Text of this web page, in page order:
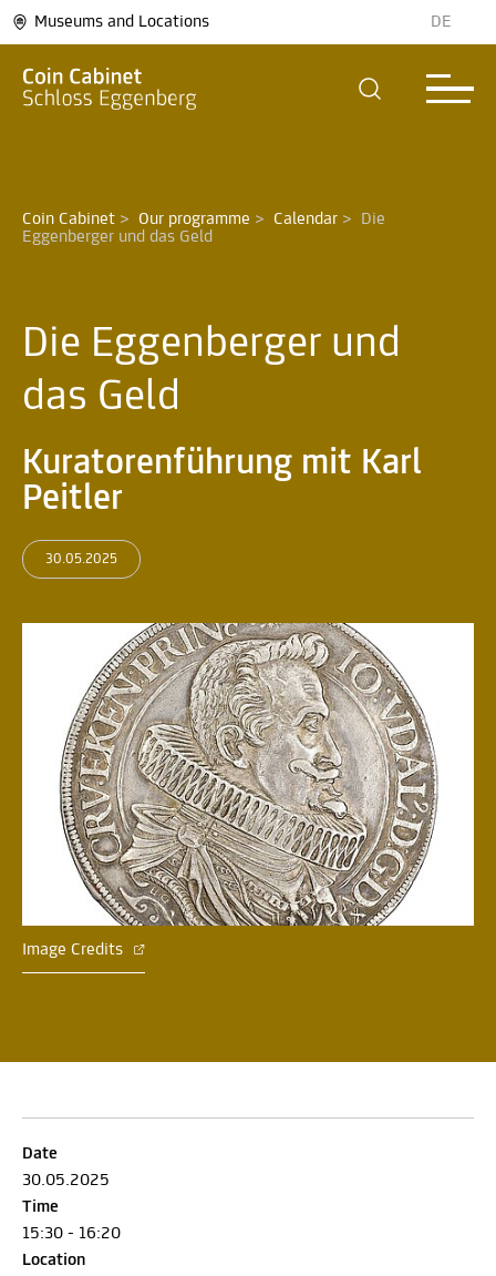
Museums and Locations DE
Coin Cabinet > Our programme > Calendar >
Die
Eggenberger und das Geld
Die Eggenberger und
das Geld
Kuratorenführung mit Karl
Peitler
30.05.2025
Image Credits
Date
30.05.2025
Time
15:30 - 16:20
Location